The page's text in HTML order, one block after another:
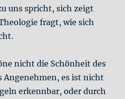
uns spricht, sich zeigt
fragt, wie sich
nicht die Schönheit des
Angenehmen, es ist nicht
erkennbar, oder durch